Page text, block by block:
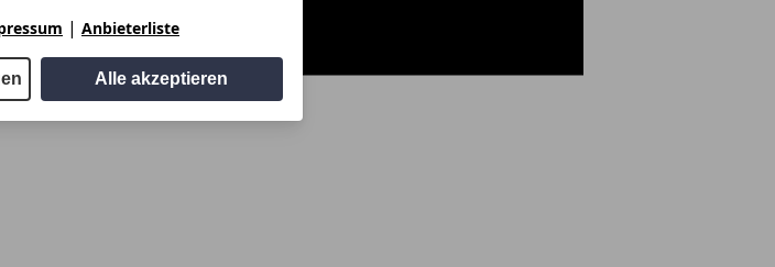
| Anbieterliste
Alle akzeptieren